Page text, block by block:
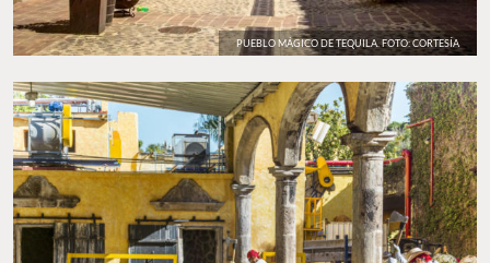
PUEBLO MÁGICO DE TEQUILA. FOTO: CORTESÍA